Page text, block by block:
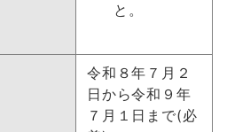
と。
令和８年７月２
日から令和９年
７月１日まで(必